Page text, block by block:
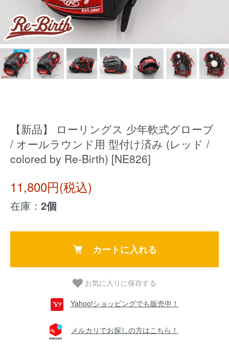
【新品】 ローリングス 少年軟式グローブ
/ オールラウンド用 型付け済み (レッド /
colored by Re-Birth) [NE826]
11,800円(税込)
在庫： 2個
カートに入れる
お気に入りに保存する
Yahoo!ショッピングでも販売中！
メルカリでお探しの方はこちら！